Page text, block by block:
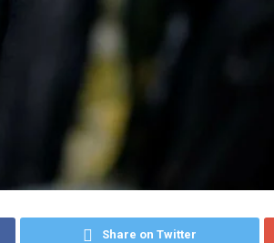
Share on Twitter